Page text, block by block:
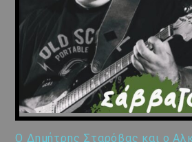
Ο Δημήτρης Σταρόβας και ο